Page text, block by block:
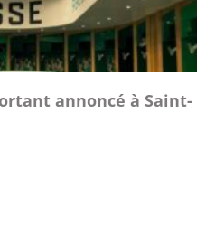
annoncé à Saint-